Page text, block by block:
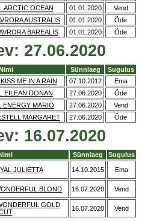
ARCTIC OCEAN 01.01.2020
Vend
AUSTRALIS 01.01.2020
Õde
BAREALIS 01.01.2020 Õde
27.06.2020
Sünniaeg
Sugulus
ME IN A RAIN 07.10.2012
Ema
EILEAN DONAN 27.06.2020
Õde
ENERGY MARIO 27.06.2020
Vend
MARGARET 27.06.2020 Õde
16.07.2020
Sünniaeg
Sugulus
JULIETTA 14.10.2015 Ema
BLOND 16.07.2020 Vend
GOLD
16.07.2020 Vend